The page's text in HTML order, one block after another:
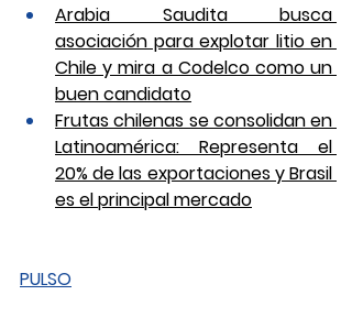
Arabia Saudita busca
asociación para explotar litio en
Chile y mira a Codelco como un
buen candidato
Frutas chilenas se consolidan en
Latinoamérica: Representa el
20% de las exportaciones y Brasil
es el principal mercado
PULSO